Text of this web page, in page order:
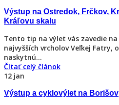
Výstup na Ostredok, Frčkov,
Kráľovu skalu
Tento tip na výlet vás zavedie na
najvyšších vrcholov Veľkej Fatry,
naskytnú...
Čítať celý článok
12 jan
Výstup a cyklovýlet na Borišov